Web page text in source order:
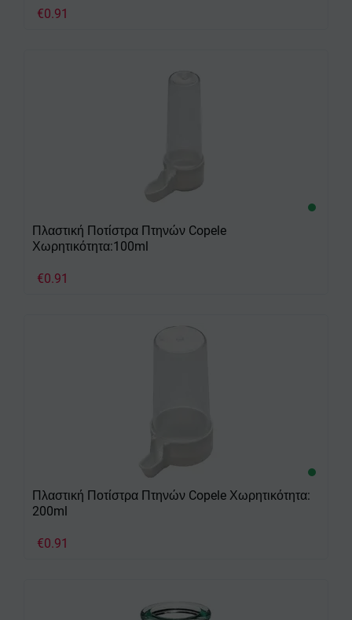
€0.91
Πλαστική Ποτίστρα Πτηνών Copele
Χωρητικότητα:100ml
€0.91
Πλαστική Ποτίστρα Πτηνών Copele Χωρητικότητα:
200ml
€0.91